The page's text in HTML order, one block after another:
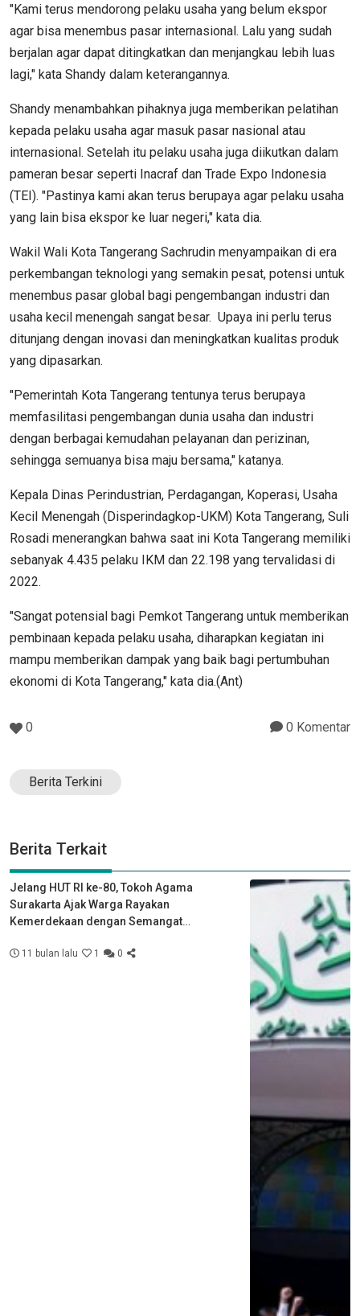
"Kami terus mendorong pelaku usaha yang belum ekspor
agar bisa menembus pasar internasional. Lalu yang sudah
berjalan agar dapat ditingkatkan dan menjangkau lebih luas
lagi," kata Shandy dalam keterangannya.
Shandy menambahkan pihaknya juga memberikan pelatihan
kepada pelaku usaha agar masuk pasar nasional atau
internasional. Setelah itu pelaku usaha juga diikutkan dalam
pameran besar seperti Inacraf dan Trade Expo Indonesia
(TEI). "Pastinya kami akan terus berupaya agar pelaku usaha
yang lain bisa ekspor ke luar negeri," kata dia.
Wakil Wali Kota Tangerang Sachrudin menyampaikan di era
perkembangan teknologi yang semakin pesat, potensi untuk
menembus pasar global bagi pengembangan industri dan
usaha kecil menengah sangat besar. Upaya ini perlu terus
ditunjang dengan inovasi dan meningkatkan kualitas produk
yang dipasarkan.
"Pemerintah Kota Tangerang tentunya terus berupaya
memfasilitasi pengembangan dunia usaha dan industri
dengan berbagai kemudahan pelayanan dan perizinan,
sehingga semuanya bisa maju bersama," katanya.
Kepala Dinas Perindustrian, Perdagangan, Koperasi, Usaha
Kecil Menengah (Disperindagkop-UKM) Kota Tangerang, Suli
Rosadi menerangkan bahwa saat ini Kota Tangerang memiliki
sebanyak 4.435 pelaku IKM dan 22.198 yang tervalidasi di
2022.
"Sangat potensial bagi Pemkot Tangerang untuk memberikan
pembinaan kepada pelaku usaha, diharapkan kegiatan ini
mampu memberikan dampak yang baik bagi pertumbuhan
ekonomi di Kota Tangerang," kata dia.(Ant)
0 0 Komentar
Berita Terkini
Berita Terkait
Jelang HUT RI ke-80, Tokoh Agama
Surakarta Ajak Warga Rayakan
Kemerdekaan dengan Semangat
11 bulan lalu 1 0